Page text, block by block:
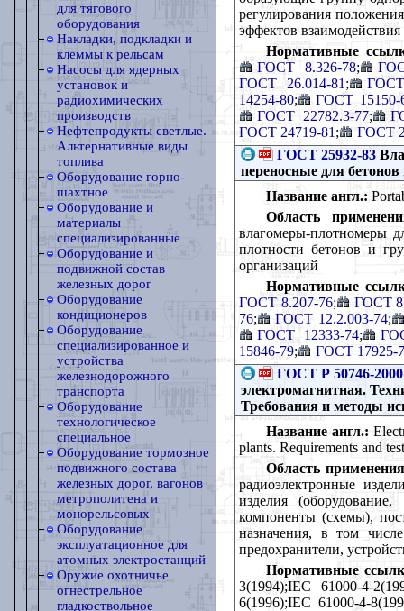
для тягового
оборудования
Накладки, подкладки и
клеммы к рельсам
Насосы для ядерных
установок и
радиохимических
производств
Нефтепродукты светлые.
Альтернативные виды
топлива
Оборудование горно-
шахтное
Оборудование и
материалы
специализированные
Оборудование и
подвижной состав
железных дорог
Оборудование
кондиционеров
Оборудование
специализированное и
устройства
железнодорожного
транспорта
Оборудование
технологическое
специальное
Оборудование тормозное
подвижного состава
железных дорог, вагонов
метрополитена и
монорельсовых
Оборудование
эксплуатационное для
атомных электростанций
Оружие охотничье
огнестрельное
гладкоствольное
регулирования
эффектов
Нормативные
ГОСТ 8.326-78;
ГОСТ 26.014-81 ;
14254-80;
ГОСТ 15150-
ГОСТ 22782.3-77;
ГОСТ 24719-81 ;
ГОСТ
ГОСТ 25932-83
переносные для
Название англ.:
Область
влагомеры-плотномеры
плотности бетонов и
организаций
Нормативные
ГОСТ 8.207-76;
ГОСТ
76; ГОСТ 12.2.003-74;
ГОСТ 12333-74;
15846-79;
ГОСТ 17925-
ГОСТ Р 50746-2000
электромагнитная.
Требования и методы
Название англ.:
plants. Requirements and
Область
радиоэлектронные
изделия
компоненты (схемы),
назначения, в том
предохранители,
Нормативные
3(1994);IEC 61000-4-
6(1996);IEC 61000-4-